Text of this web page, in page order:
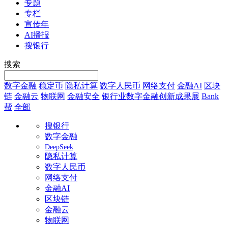
专题
专栏
宣传年
AI播报
搜银行
搜索
数字金融 稳定币 隐私计算 数字人民币 网络支付 金融AI 区块
链 金融云 物联网 金融安全 银行业数字金融创新成果展 Bank
帮 全部
搜银行
数字金融
DeepSeek
隐私计算
数字人民币
网络支付
金融AI
区块链
金融云
物联网